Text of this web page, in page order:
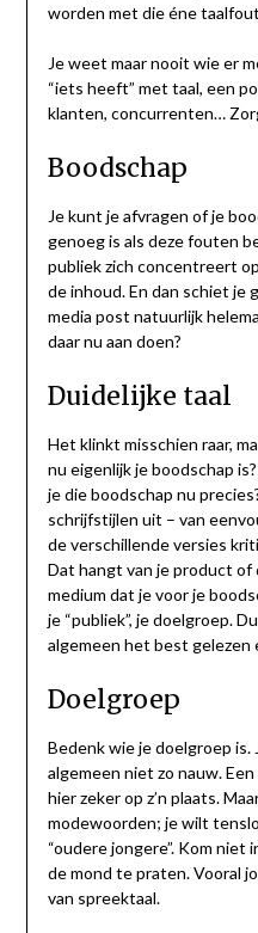
worden met die éne
Je weet maar nooit wie er
“iets heeft” met taal, een
klanten, concurrenten…
Boodschap
Je kunt je afvragen of je
genoeg is als deze fouten
publiek zich concentreert
de inhoud. En dan schiet je
media post natuurlijk
daar nu aan doen?
Duidelijke taal
Het klinkt misschien raar,
nu eigenlijk je boodschap
je die boodschap nu
schrijfstijlen uit – van
de verschillende versies
Dat hangt van je product of
medium dat je voor je
je “publiek”, je doelgroep.
algemeen het best gelezen
Doelgroep
Bedenk wie je doelgroep
algemeen niet zo nauw.
hier zeker op z’n plaats.
modewoorden; je wilt
“oudere jongere”. Kom niet
de mond te praten. Vooral
van spreektaal.